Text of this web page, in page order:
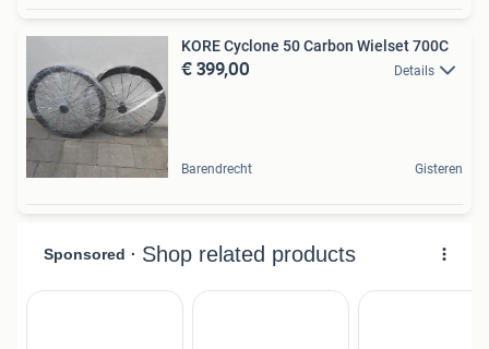
KORE Cyclone 50 Carbon Wielset 700C
€ 399,00 Details
Barendrecht Gisteren